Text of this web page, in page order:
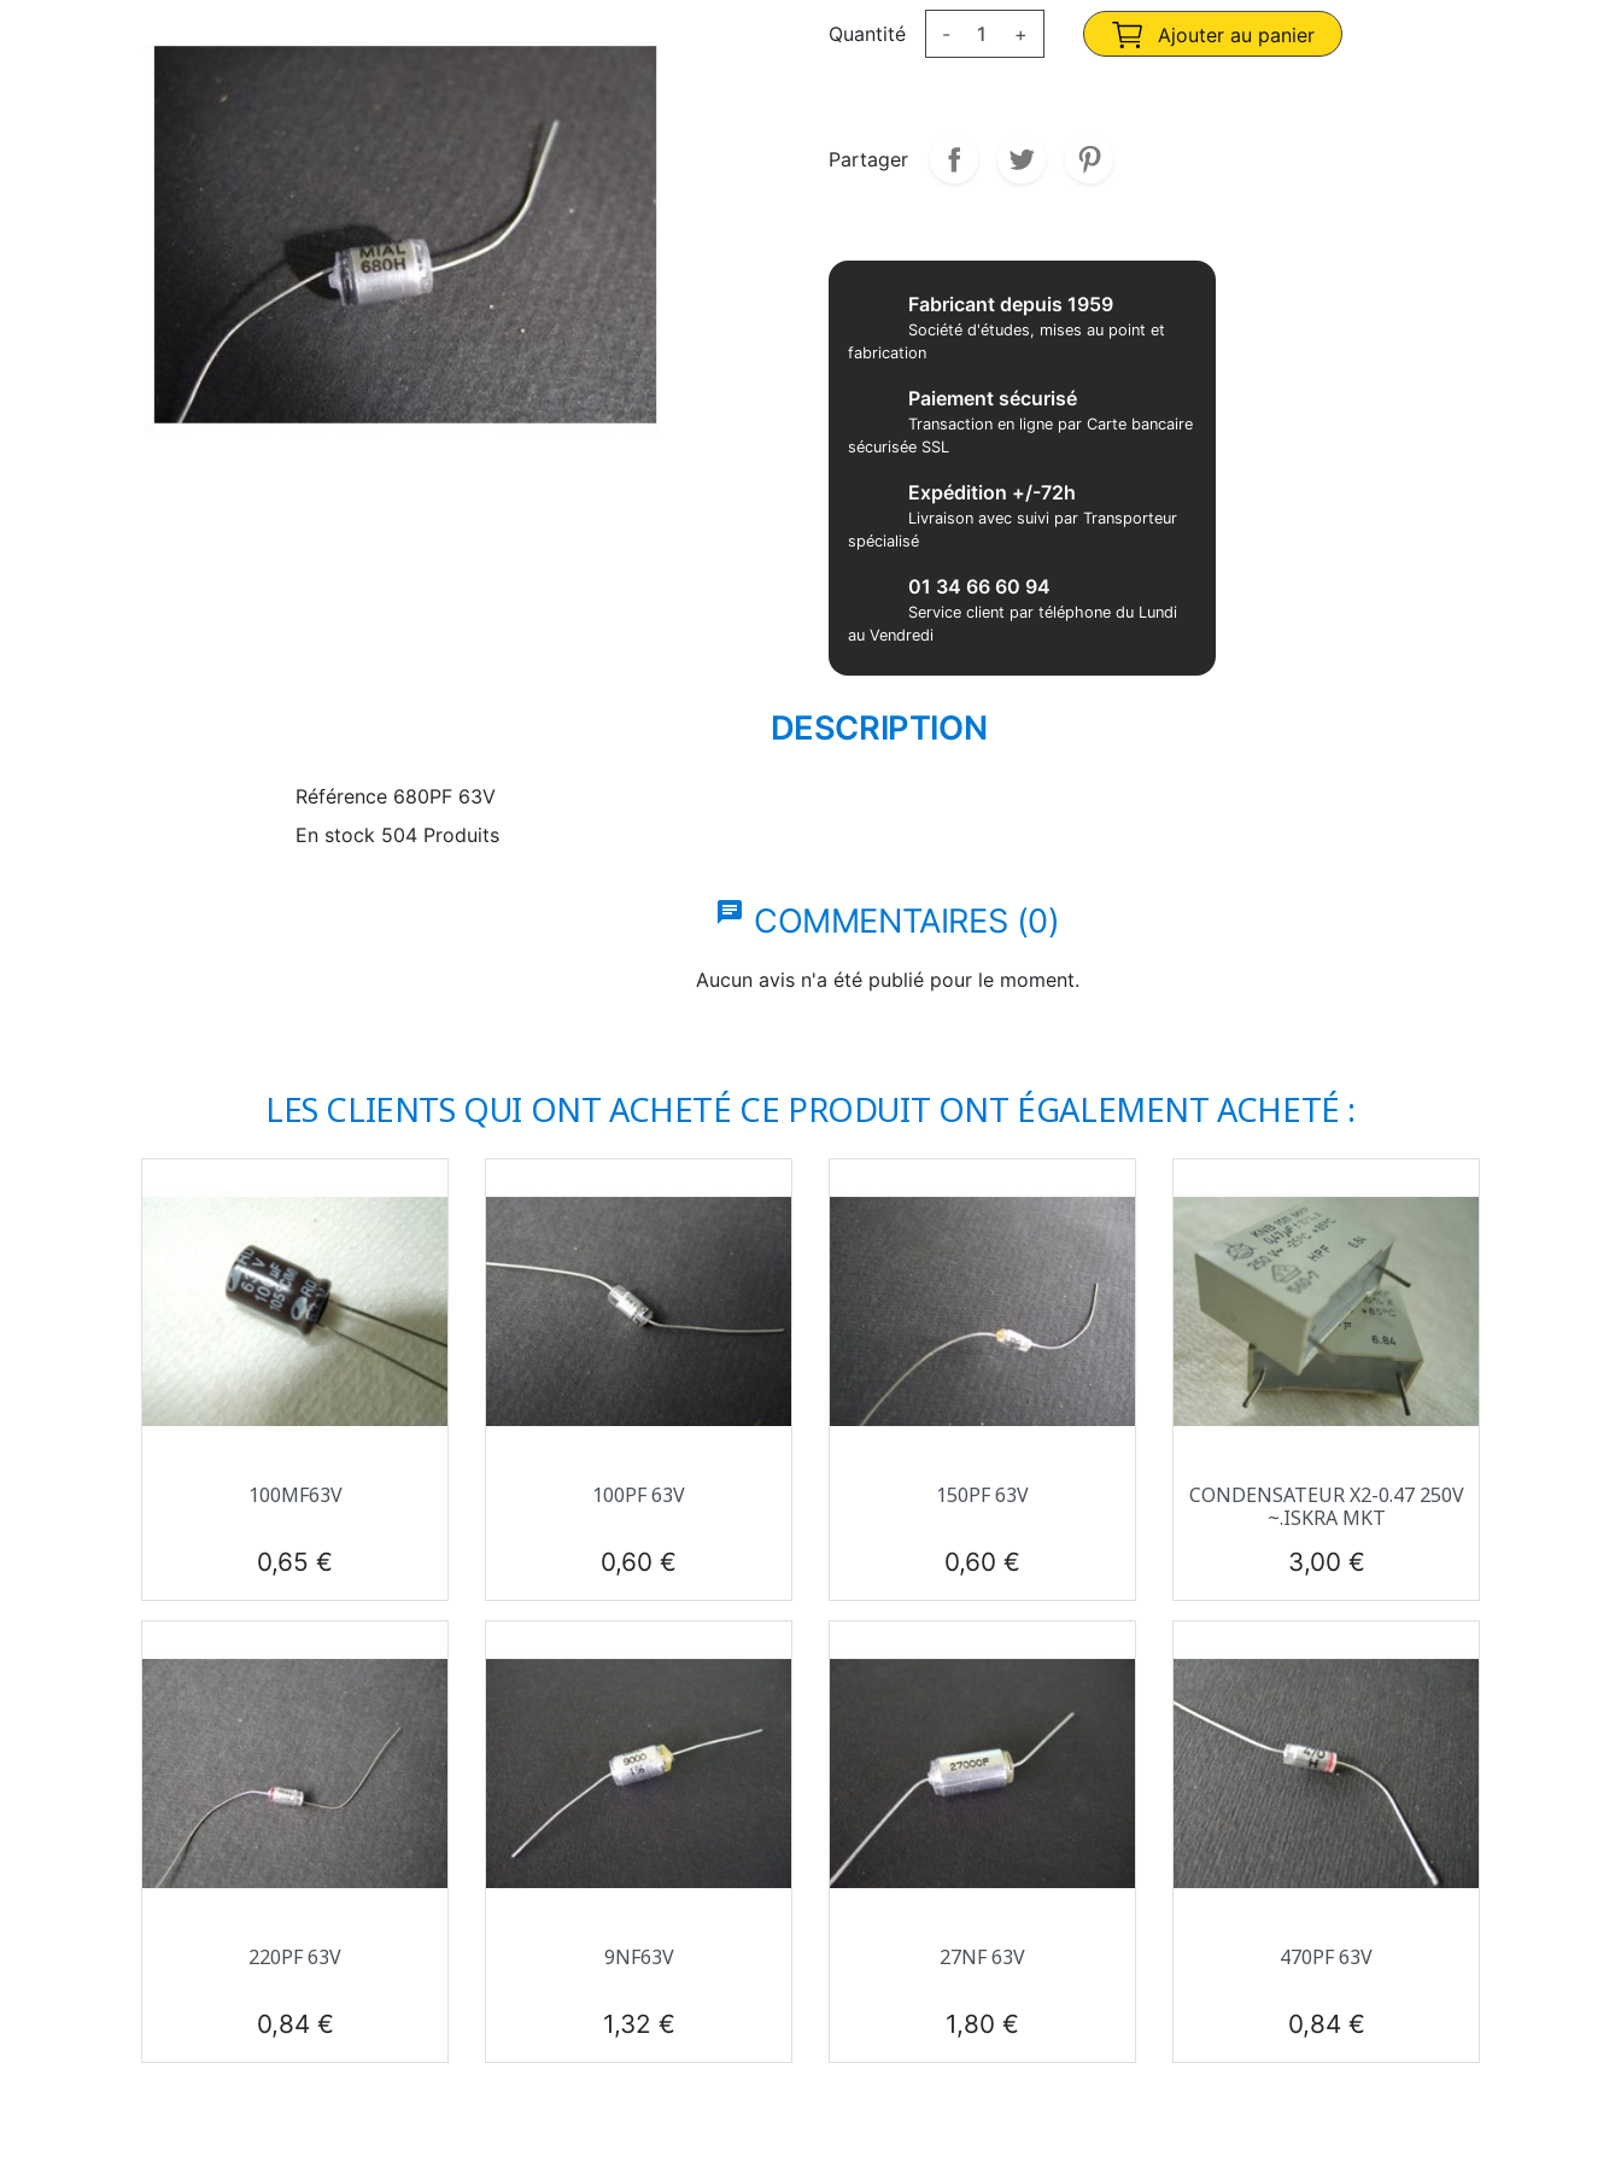
Quantité - + Ajouter au panier
Partager
Fabricant depuis 1959
Société d'études, mises au point et
fabrication
Paiement sécurisé
Transaction en ligne par Carte bancaire
sécurisée SSL
Expédition +/-72h
Livraison avec suivi par Transporteur
spécialisé
01 34 66 60 94
Service client par téléphone du Lundi
au Vendredi
DESCRIPTION
Référence 680PF 63V
En stock 504 Produits
chat COMMENTAIRES (0)
Aucun avis n'a été publié pour le moment.
LES CLIENTS QUI ONT ACHETÉ CE PRODUIT ONT ÉGALEMENT ACHETÉ :
Aperçu rapide
100ΜF63V
Prix
0,65 €
Aperçu rapide
100PF 63V
Prix
0,60 €
Aperçu rapide
150PF 63V
Prix
0,60 €
Aperçu rapide
CONDENSATEUR X2-0.47 250V
~.ISKRA MKT
Prix
3,00 €
Aperçu rapide
220PF 63V
Prix
0,84 €
Aperçu rapide
9NF63V
Prix
1,32 €
Aperçu rapide
27NF 63V
Prix
1,80 €
Aperçu rapide
470PF 63V
Prix
0,84 €